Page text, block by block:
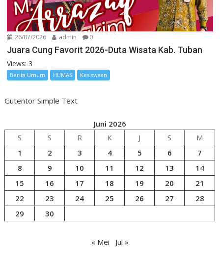
26/07/2026 admin 0
Juara Cung Favorit 2026-Duta Wisata Kab. Tuban
Views: 3
Berita Umum HUMAS Kesiswaan
Gutentor Simple Text
Juni 2026
S
S R K J S
M
1
2 3 4 5 6
7
8
9 10 11 12 13
14
15
16 17 18 19 20
21
22
23 24 25 26 27
28
29
30
« Mei Jul »